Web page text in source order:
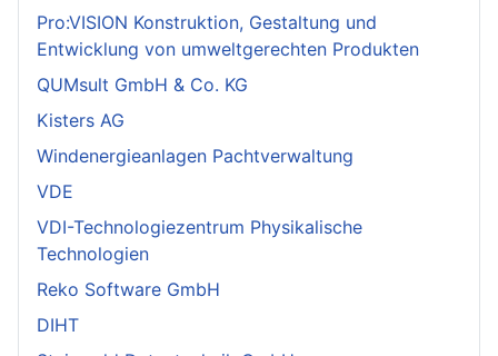
Pro:VISION Konstruktion, Gestaltung und
Entwicklung von umweltgerechten Produkten
QUMsult GmbH & Co. KG
Kisters AG
Windenergieanlagen Pachtverwaltung
VDE
VDI-Technologiezentrum Physikalische
Technologien
Reko Software GmbH
DIHT